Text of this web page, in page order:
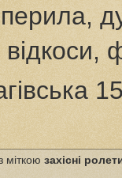
міткоюзахісні